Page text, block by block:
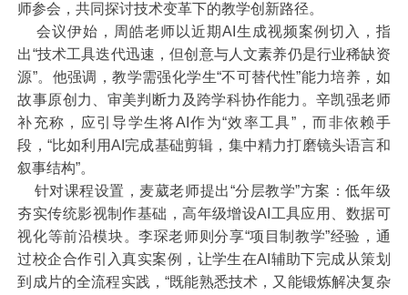
师参会，共同探讨技术变革下的教学创新路径。
会议伊始，周皓老师以近期AI 生成视频案例切入，指
出“技术工具迭代迅速，但创意与人文素养仍是行业稀缺资
源”。他强调，教学需强化学生“不可替代性”能力培养，如
故事原创力、审美判断力及跨学科协作能力。辛凯强老师
补充称，应引导学生将AI 作为“效率工具”，而非依赖手
段，“比如利用AI 完成基础剪辑，集中精力打磨镜头语言和
叙事结构”。
针对课程设置，麦葳老师提出“分层教学”方案：低年级
夯实传统影视制作基础，高年级增设AI 工具应用、数据可
视化等前沿模块。李琛老师则分享“项目制教学”经验，通
过校企合作引入真实案例，让学生在AI 辅助下完成从策划
到成片的全流程实践，“既能熟悉技术，又能锻炼解决复杂